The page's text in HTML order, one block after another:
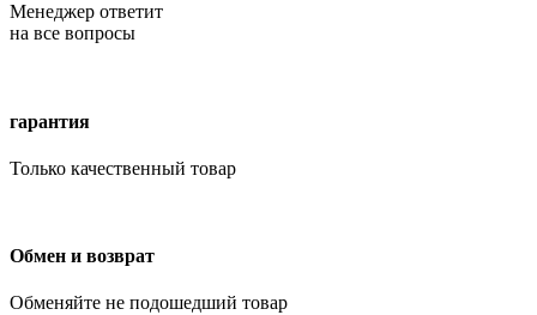
Менеджер ответит
на все вопросы
гарантия
Только качественный товар
Обмен и возврат
Обменяйте не подошедший товар